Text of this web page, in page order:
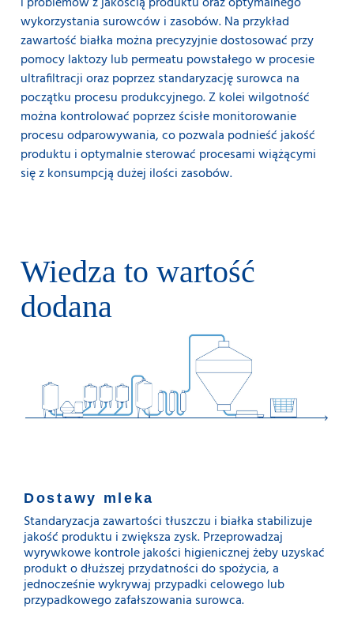
wykorzystania surowców i zasobów. Na przykład
zawartość białka można precyzyjnie dostosować przy
pomocy laktozy lub permeatu powstałego w procesie
ultrafiltracji oraz poprzez standaryzację surowca na
początku procesu produkcyjnego. Z kolei wilgotność
można kontrolować poprzez ścisłe monitorowanie
procesu odparowywania, co pozwala podnieść jakość
produktu i optymalnie sterować procesami wiążącymi
się z konsumpcją dużej ilości zasobów.
Wiedza to wartość
dodana
Dostawy mleka
Standaryzacja zawartości tłuszczu i białka stabilizuje
jakość produktu i zwiększa zysk. Przeprowadzaj
wyrywkowe kontrole jakości higienicznej żeby uzyskać
produkt o dłuższej przydatności do spożycia, a
jednocześnie wykrywaj przypadki celowego lub
przypadkowego zafałszowania surowca.